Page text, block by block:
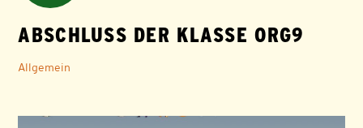
ABSCHLUSS DER KLASSE ORG9
Allgemein